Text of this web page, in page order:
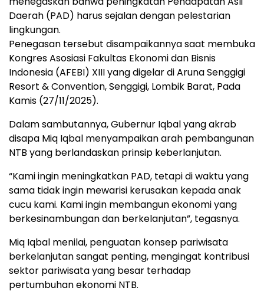
Daerah (PAD) harus sejalan dengan pelestarian
lingkungan.
Penegasan tersebut disampaikannya saat membuka
Kongres Asosiasi Fakultas Ekonomi dan Bisnis
Indonesia (AFEBI) XIII yang digelar di Aruna Senggigi
Resort & Convention, Senggigi, Lombik Barat, Pada
Kamis (27/11/2025).
Dalam sambutannya, Gubernur Iqbal yang akrab
disapa Miq Iqbal menyampaikan arah pembangunan
NTB yang berlandaskan prinsip keberlanjutan.
“Kami ingin meningkatkan PAD, tetapi di waktu yang
sama tidak ingin mewarisi kerusakan kepada anak
cucu kami. Kami ingin membangun ekonomi yang
berkesinambungan dan berkelanjutan”, tegasnya.
Miq Iqbal menilai, penguatan konsep pariwisata
berkelanjutan sangat penting, mengingat kontribusi
sektor pariwisata yang besar terhadap
pertumbuhan ekonomi NTB.